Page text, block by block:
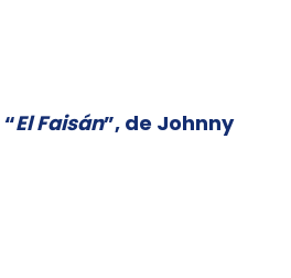
“El Faisán”, de Johnny